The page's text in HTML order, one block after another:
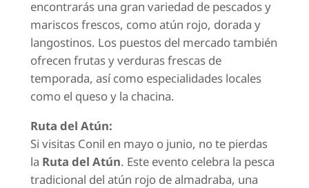
encontrarás una gran variedad de pescados y
mariscos frescos, como atún rojo, dorada y
langostinos. Los puestos del mercado también
ofrecen frutas y verduras frescas de
temporada, así como especialidades locales
como el queso y la chacina.
Ruta del Atún:
Si visitas Conil en mayo o junio, no te pierdas
la Ruta del Atún. Este evento celebra la pesca
tradicional del atún rojo de almadraba, una